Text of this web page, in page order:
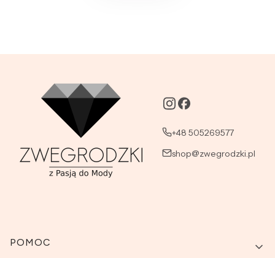
+48 505269577
shop@zwegrodzki.pl
Linki w stopce
POMOC